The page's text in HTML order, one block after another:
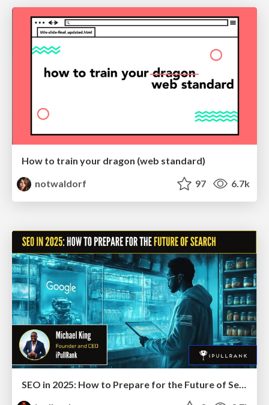
How to train your dragon (web standard)
notwaldorf
97 6.7k
SEO in 2025: How to Prepare for the Future of Search